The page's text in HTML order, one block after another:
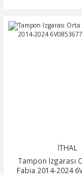
İTHAL
Tampon Izgarası
Fabia 2014-2024